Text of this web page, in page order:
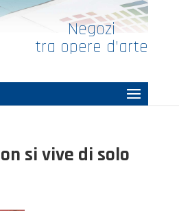
Negozi
tra opere d’arte
si vive di solo